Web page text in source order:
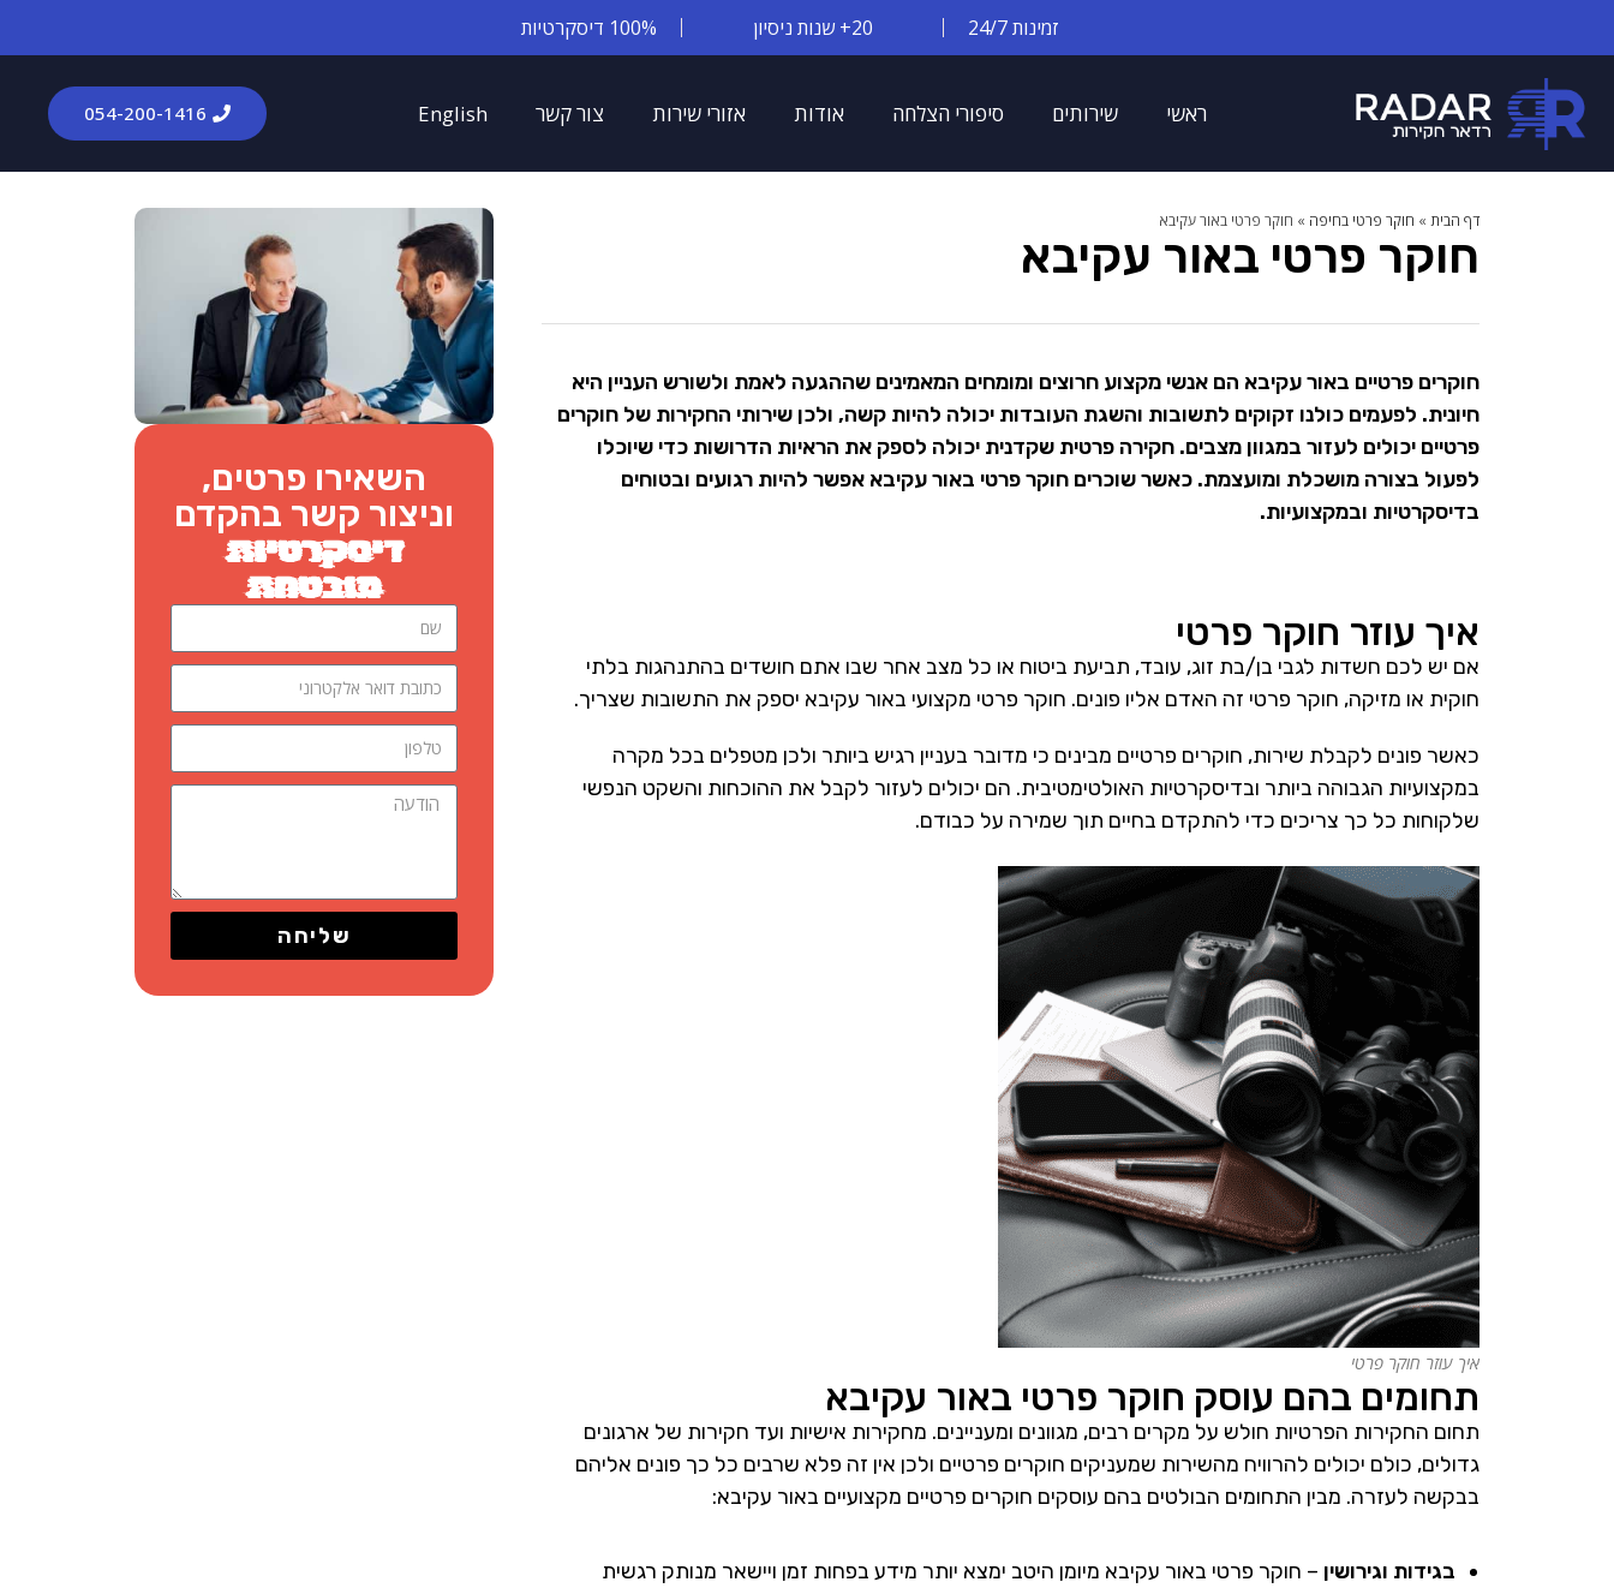
זמינות 24/7 20+ שנות ניסיון 100% דיסקרטיות
ראשי שירותים סיפורי הצלחה אודות אזורי שירות צור קשר English
054-200-1416​
דף הבית » חוקר פרטי בחיפה » חוקר פרטי באור עקיבא
חוקר פרטי באור עקיבא
חוקרים פרטיים באור עקיבא הם אנשי מקצוע חרוצים ומומחים המאמינים שההגעה לאמת ולשורש העניין היא
חיונית. לפעמים כולנו זקוקים לתשובות והשגת העובדות יכולה להיות קשה, ולכן שירותי החקירות של חוקרים
פרטיים יכולים לעזור במגוון מצבים. חקירה פרטית שקדנית יכולה לספק את הראיות הדרושות כדי שיוכלו
לפעול בצורה מושכלת ומועצמת. כאשר שוכרים חוקר פרטי באור עקיבא אפשר להיות רגועים ובטוחים
בדיסקרטיות ובמקצועיות.
איך עוזר חוקר פרטי
אם יש לכם חשדות לגבי בן/בת זוג, עובד, תביעת ביטוח או כל מצב אחר שבו אתם חושדים בהתנהגות בלתי
חוקית או מזיקה, חוקר פרטי זה האדם אליו פונים. חוקר פרטי מקצועי באור עקיבא יספק את התשובות שצריך.
כאשר פונים לקבלת שירות, חוקרים פרטיים מבינים כי מדובר בעניין רגיש ביותר ולכן מטפלים בכל מקרה
במקצועיות הגבוהה ביותר ובדיסקרטיות האולטימטיבית. הם יכולים לעזור לקבל את ההוכחות והשקט הנפשי
שלקוחות כל כך צריכים כדי להתקדם בחיים תוך שמירה על כבודם.
איך עוזר חוקר פרטי
תחומים בהם עוסק חוקר פרטי באור עקיבא
תחום החקירות הפרטיות חולש על מקרים רבים, מגוונים ומעניינים. מחקירות אישיות ועד חקירות של ארגונים
גדולים, כולם יכולים להרוויח מהשירות שמעניקים חוקרים פרטיים ולכן אין זה פלא שרבים כל כך פונים אליהם
בבקשה לעזרה. מבין התחומים הבולטים בהם עוסקים חוקרים פרטיים מקצועיים באור עקיבא:
בגידות וגירושין – חוקר פרטי באור עקיבא מיומן היטב ימצא יותר מידע בפחות זמן ויישאר מנותק רגשית
השאירו פרטים,
וניצור קשר בהקדם
דיסקרטיות
מובטחת
שליחה